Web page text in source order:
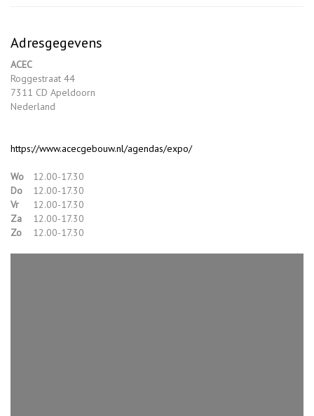
Adresgegevens
ACEC
Roggestraat 44
7311 CD Apeldoorn
Nederland
https://www.acecgebouw.nl/agendas/expo/
Wo
12.00-17.30
Do
12.00-17.30
Vr
12.00-17.30
Za
12.00-17.30
Zo
12.00-17.30